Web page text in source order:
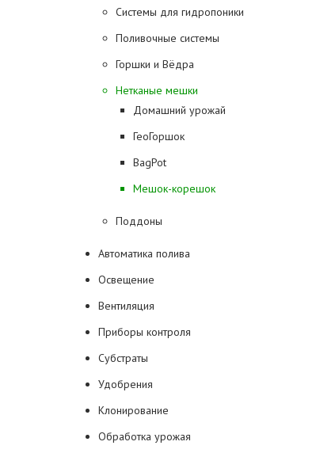
Системы для гидропоники
Поливочные системы
Горшки и Вёдра
Нетканые мешки
Домашний урожай
ГеоГоршок
BagPot
Мешок-корешок
Поддоны
Автоматика полива
Освещение
Вентиляция
Приборы контроля
Субстраты
Удобрения
Клонирование
Обработка урожая